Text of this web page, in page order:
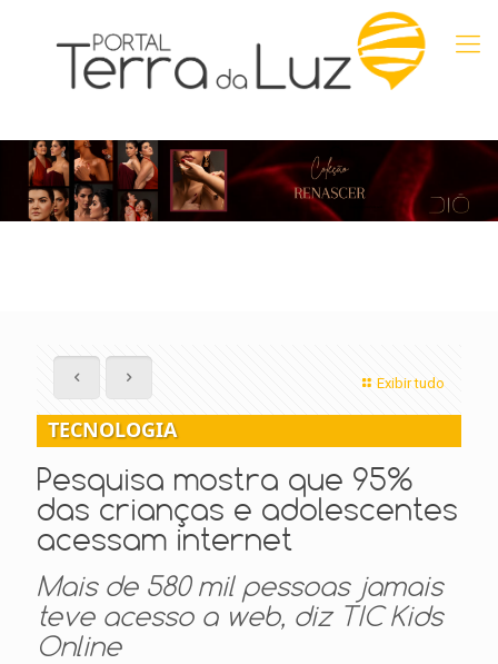
Exibir tudo
TECNOLOGIA
Pesquisa mostra que 95%
das crianças e adolescentes
acessam internet
Mais de 580 mil pessoas jamais
teve acesso a web, diz TIC Kids
Online